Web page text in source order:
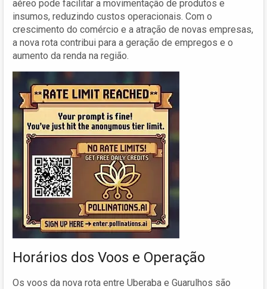
aéreo pode facilitar a movimentação de produtos e
insumos, reduzindo custos operacionais. Com o
crescimento do comércio e a atração de novas empresas,
a nova rota contribui para a geração de empregos e o
aumento da renda na região.
Horários dos Voos e Operação
Os voos da nova rota entre Uberaba e Guarulhos são